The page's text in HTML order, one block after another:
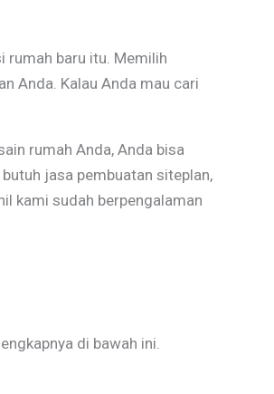
rumah baru itu. Memilih
Anda. Kalau Anda mau cari
rumah Anda, Anda bisa
jasa pembuatan siteplan,
kami sudah berpengalaman
di bawah ini.